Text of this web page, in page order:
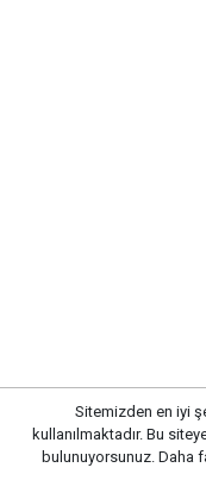
Sitemizden en iyi
kullanılmaktadır. Bu
bulunuyorsunuz. Daha